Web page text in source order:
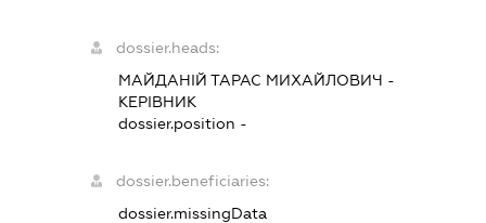
dossier.heads:
МАЙДАНІЙ ТАРАС МИХАЙЛОВИЧ -
КЕРІВНИК
dossier.position -
dossier.beneficiaries:
dossier.missingData